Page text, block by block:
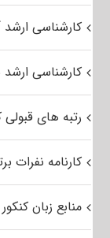
کارشناسی
کارشناسی ارشد
رتبه های قبولی
کارنامه نفرات
منابع زبان